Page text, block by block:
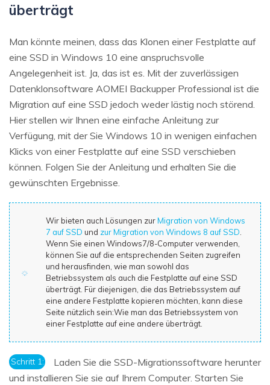
überträgt
Man könnte meinen, dass das Klonen einer Festplatte auf
eine SSD in Windows 10 eine anspruchsvolle
Angelegenheit ist. Ja, das ist es. Mit der zuverlässigen
Datenklonsoftware AOMEI Backupper Professional ist die
Migration auf eine SSD jedoch weder lästig noch störend.
Hier stellen wir Ihnen eine einfache Anleitung zur
Verfügung, mit der Sie Windows 10 in wenigen einfachen
Klicks von einer Festplatte auf eine SSD verschieben
können. Folgen Sie der Anleitung und erhalten Sie die
gewünschten Ergebnisse.
Wir bieten auch Lösungen zurMigration von Windows
7 auf SSD und zur Migration von Windows 8 auf SSD
Wenn Sie einen Windows7/8-Computer verwenden,
können Sie auf die entsprechenden Seiten zugreifen
und herausfinden, wie man sowohl das
Betriebssystem als auch die Festplatte auf eine SSD
überträgt. Für diejenigen, die das Betriebssystem auf
eine andere Festplatte kopieren möchten, kann diese
Seite nützlich sein:Wie man das Betriebssystem von
einer Festplatte auf eine andere überträgt.
Schritt 1:
Laden Sie die SSD-Migrationssoftware herunter
und installieren Sie sie auf Ihrem Computer. Starten Sie